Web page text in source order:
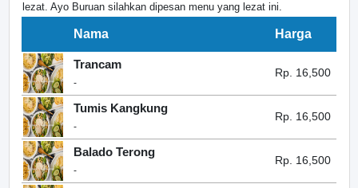
lezat. Ayo Buruan silahkan dipesan menu yang lezat ini.
Nama Harga
Trancam
-
Rp. 16,500
Tumis Kangkung
-
Rp. 16,500
Balado Terong
-
Rp. 16,500